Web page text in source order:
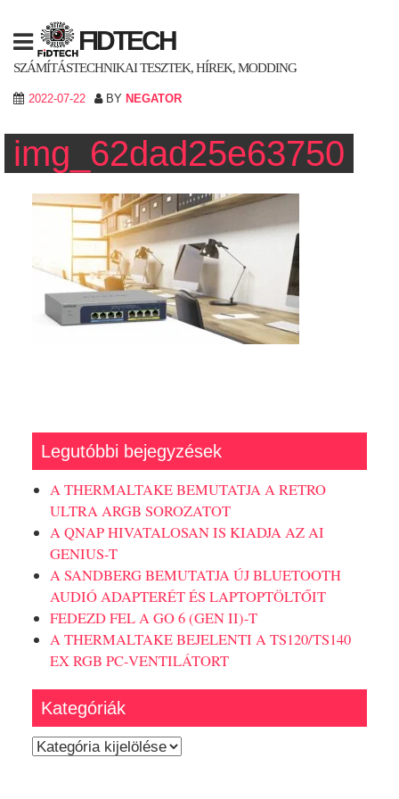
content
FIDTECH
SZÁMÍTÁSTECHNIKAI TESZTEK, HÍREK, MODDING
2022-07-22 BY NEGATOR
img_62dad25e63750
Legutóbbi bejegyzések
A THERMALTAKE BEMUTATJA A RETRO
ULTRA ARGB SOROZATOT
A QNAP HIVATALOSAN IS KIADJA AZ AI
GENIUS-T
A SANDBERG BEMUTATJA ÚJ BLUETOOTH
AUDIÓ ADAPTERÉT ÉS LAPTOPTÖLTŐIT
FEDEZD FEL A GO 6 (GEN II)-T
A THERMALTAKE BEJELENTI A TS120/TS140
EX RGB PC-VENTILÁTORT
Kategóriák
Kategóriák